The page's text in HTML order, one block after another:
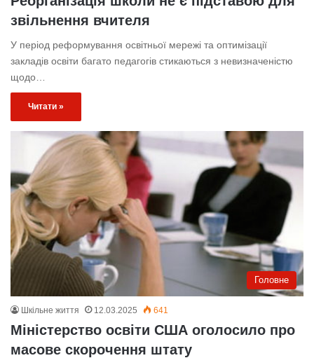
звільнення вчителя
У період реформування освітньої мережі та оптимізації
закладів освіти багато педагогів стикаються з невизначеністю
щодо…
Читати »
Головне
Шкільне життя 12.03.2025 641
Міністерство освіти США оголосило про
масове скорочення штату